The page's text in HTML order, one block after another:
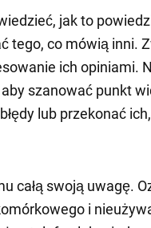
jak to
tego, co mówią inni.
ich opiniami.
szanować punkt
lub przekonać
całą swoją uwagę.
i